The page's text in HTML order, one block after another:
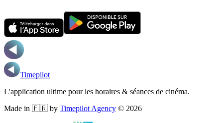
Timepilot
L'application ultime pour les horaires & séances de cinéma.
Made in 🇫🇷 by Timepilot Agency © 2026